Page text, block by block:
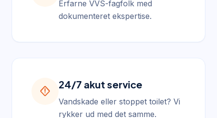
Erfarne VVS-fagfolk med
dokumenteret ekspertise.
emergency_home
24/7 akut service
Vandskade eller stoppet toilet? Vi
rykker ud med det samme.